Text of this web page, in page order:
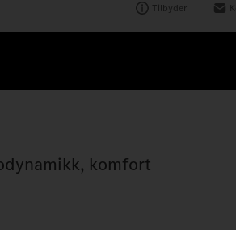
Tilbyder
komfort